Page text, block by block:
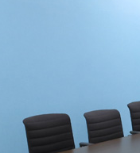
思春期のみんなの居場所
youth cafe ひろ…